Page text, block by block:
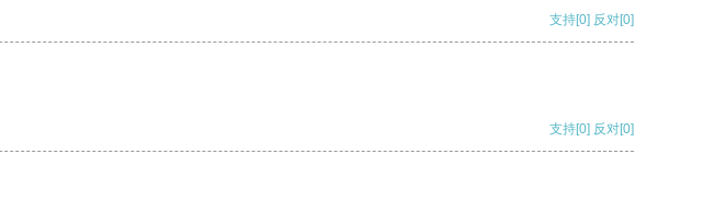
支持[0] 反对[0]
支持[0] 反对[0]